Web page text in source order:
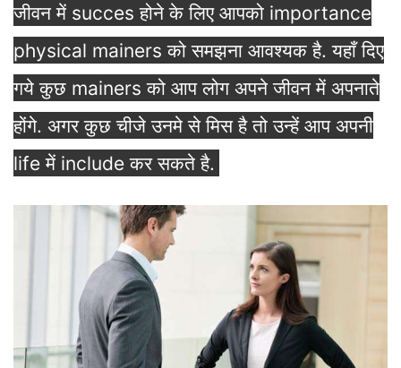
जीवन में succes होने के लिए आपको importance
physical mainers को समझना आवश्यक है. यहाँ दिए
गये कुछ mainers को आप लोग अपने जीवन में अपनाते
होंगे. अगर कुछ चीजे उनमे से मिस है तो उन्हें आप अपनी
life में include कर सकते है.